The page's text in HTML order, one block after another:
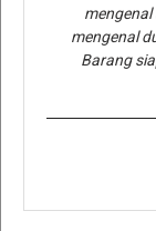
mengenal
Barang